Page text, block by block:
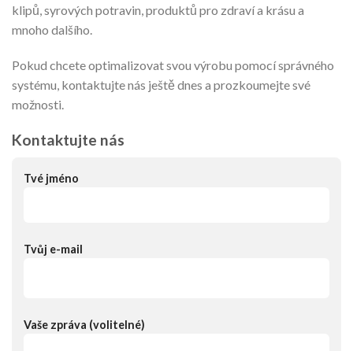
klipů, syrových potravin, produktů pro zdraví a krásu a
mnoho dalšího.
Pokud chcete optimalizovat svou výrobu pomocí správného
systému, kontaktujte nás ještě dnes a prozkoumejte své
možnosti.
Kontaktujte nás
Tvé jméno
Tvůj e-mail
Vaše zpráva (volitelné)